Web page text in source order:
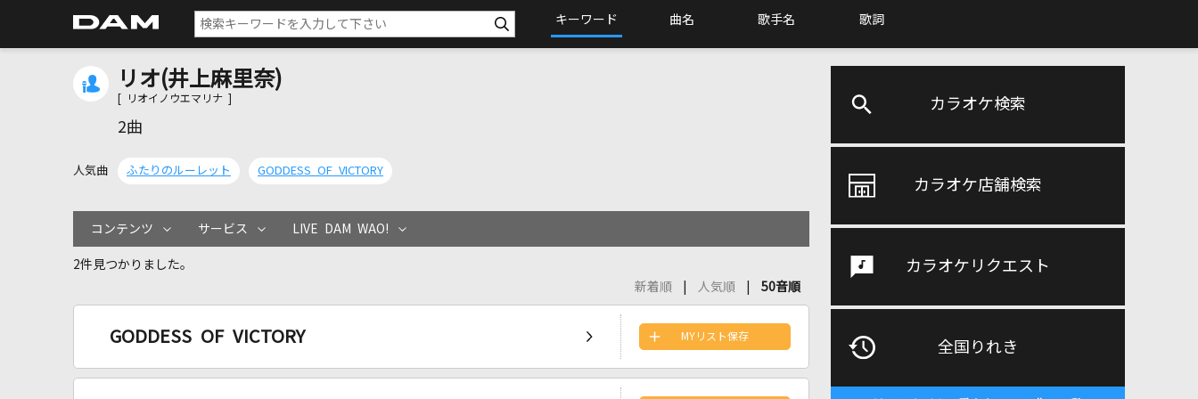
キーワード 曲名 歌手名 歌詞
カラオケ検索
カラオケ店舗検索
カラオケリクエスト
全国りれき
リオ(井上麻里奈)
[ リオイノウエマリナ ]
2曲
人気曲 ふたりのルーレット GODDESS OF VICTORY
コンテンツ サービス LIVE DAM WAO!
2件見つかりました。
新着順
人気順 50音順
GODDESS OF VICTORY MYリスト保存